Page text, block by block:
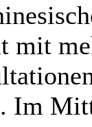
mit
Im